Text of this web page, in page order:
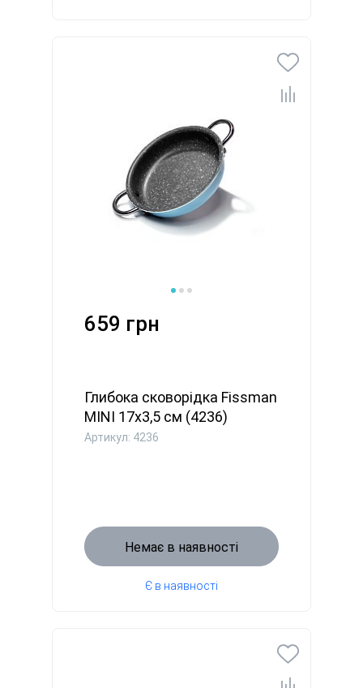
659 грн
Глибока сковорідка Fissman
MINI 17x3,5 см (4236)
Артикул: 4236
Немає в наявності
Є в наявності